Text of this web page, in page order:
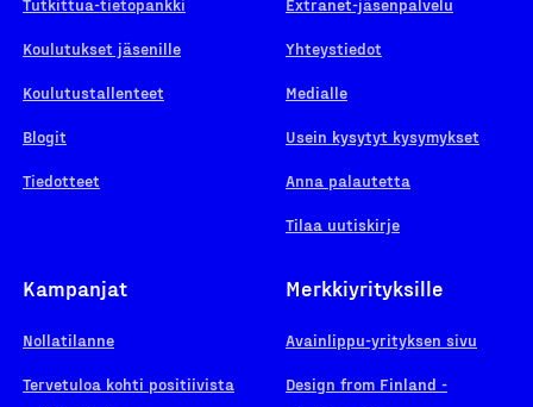
Tutkittua-tietopankki
Koulutukset jäsenille
Koulutustallenteet
Blogit
Tiedotteet
Extranet-jäsenpalvelu
Yhteystiedot
Medialle
Usein kysytyt kysymykset
Anna palautetta
Tilaa uutiskirje
Kampanjat
Nollatilanne
Tervetuloa kohti positiivista
Merkkiyrityksille
Avainlippu-yrityksen sivu
Design from Finland -